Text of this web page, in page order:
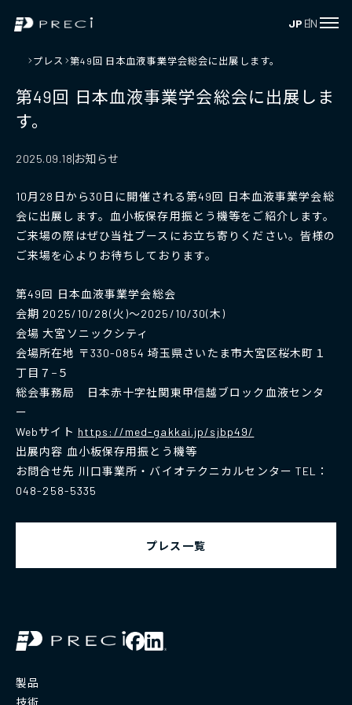
JP EN
プレス 第49回 日本血液事業学会総会に出展します。
第49回 日本血液事業学会総会に出展しま
す。
2025.09.18 お知らせ
10月28日から30日に開催される第49回 日本血液事業学会総
会に出展します。血小板保存用振とう機等をご紹介します。
ご来場の際はぜひ当社ブースにお立ち寄りください。皆様の
ご来場を心よりお待ちしております。
第49回 日本血液事業学会総会
会期 2025/10/28(火)～2025/10/30(木)
会場 大宮ソニックシティ
会場所在地 〒330-0854 埼玉県さいたま市大宮区桜木町１
丁目７−５
総会事務局 日本赤十字社関東甲信越ブロック血液センタ
ー
Webサイト https://med-gakkai.jp/sjbp49/
出展内容 血小板保存用振とう機等
お問合せ先 川口事業所・バイオテクニカルセンター TEL：
048-258-5335
プレス一覧
製品
技術